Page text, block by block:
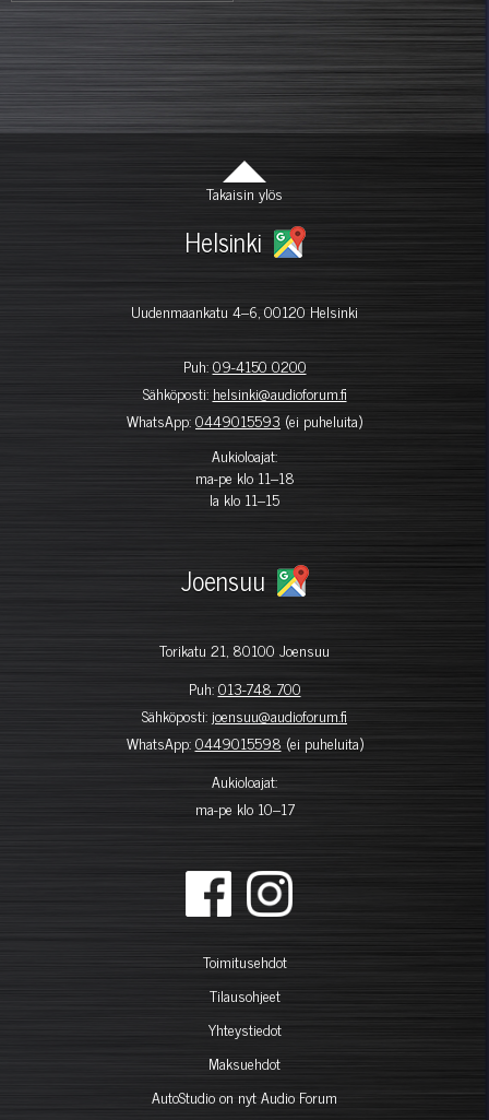
Takaisin ylös
Helsinki
Uudenmaankatu 4–6, 00120 Helsinki
Puh:09-4150 0200
Sähköposti: helsinki@audioforum.fi
WhatsApp:0449015593 (ei puheluita)
Aukioloajat:
ma-pe klo 11–18
la klo 11–15
Joensuu
Torikatu 21, 80100 Joensuu
Puh:013-748 700
Sähköposti: joensuu@audioforum.fi
WhatsApp:0449015598 (ei puheluita)
Aukioloajat:
ma-pe klo 10–17
Toimitusehdot
Tilausohjeet
Yhteystiedot
Maksuehdot
AutoStudio on nyt Audio Forum